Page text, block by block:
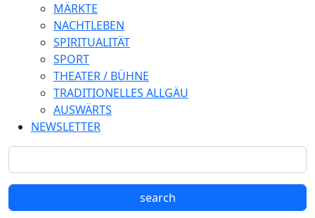
MÄRKTE
NACHTLEBEN
SPIRITUALITÄT
SPORT
THEATER / BÜHNE
TRADITIONELLES ALLGÄU
AUSWÄRTS
NEWSLETTER